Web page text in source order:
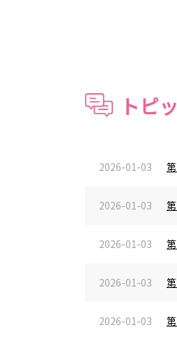
トピ
2026-01-03
2026-01-03
2026-01-03
2026-01-03
2026-01-03